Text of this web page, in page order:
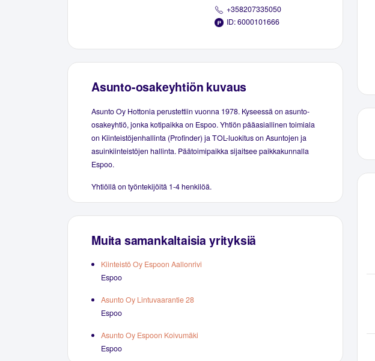
+358207335050
ID: 6000101666
Asunto-osakeyhtiön kuvaus
Asunto Oy Hottonia perustettiin vuonna 1978. Kyseessä on asunto-
osakeyhtiö, jonka kotipaikka on Espoo. Yhtiön pääasiallinen toimiala
on Kiinteistöjenhallinta (Profinder) ja TOL-luokitus on Asuntojen ja
asuinkiinteistöjen hallinta. Päätoimipaikka sijaitsee paikkakunnalla
Espoo.
Yhtiöllä on työntekijöitä 1-4 henkilöä.
Muita samankaltaisia yrityksiä
Kiinteistö Oy Espoon Aallonrivi
Espoo
Asunto Oy Lintuvaarantie 28
Espoo
Asunto Oy Espoon Koivumäki
Espoo